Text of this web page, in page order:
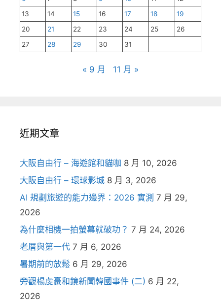
13
14 15 16 17 18
19
20
21 22 23 24 25
26
27
28 29 30 31
« 9 月 11 月 »
近期文章
大阪自由行 – 海遊館和貓咖 8 月 10, 2026
大阪自由行 – 環球影城 8 月 3, 2026
AI 規劃旅遊的能力邊界：2026 實測 7 月 29,
2026
為什麼相機一拍螢幕就破功？ 7 月 24, 2026
老厝與第一代 7 月 6, 2026
暑期前的放鬆 6 月 29, 2026
旁觀楊虔豪和鏡新聞韓國事件 (二) 6 月 22,
2026